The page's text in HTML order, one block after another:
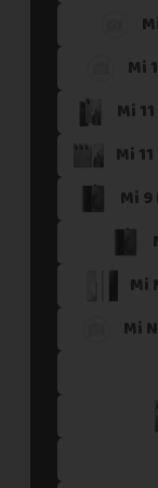
Si vous
Vous
Mi
Mi 11
Mi
Mi 9
Mi
Mi